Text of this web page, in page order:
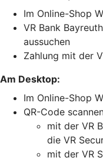
Im Online-Shop
VR Bank
aussuchen
Zahlung mit der
Am Desktop:
Im Online-Shop
QR-Code
mit der VR
die VR
mit der VR